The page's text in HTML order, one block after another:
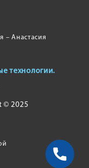
– Анастасия
технологии.
© 2025